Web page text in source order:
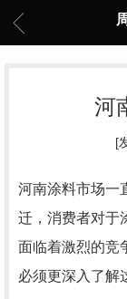
河
[
河南涂料市场一
迁，消费者对于
面临着激烈的竞
必须更深入了解